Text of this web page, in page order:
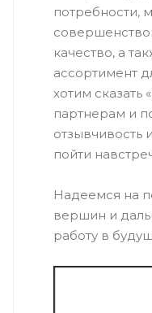
потребности,
качество, а
ассортимент
хотим сказать
партнерам и
отзывчивость
пойти
Надеемся на
вершин и
работу в